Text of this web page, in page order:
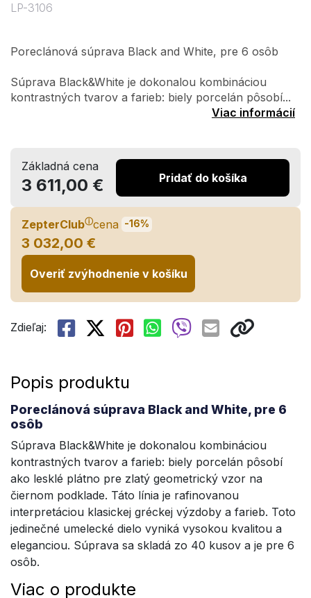
LP-3106
Poreclánová súprava Black and White, pre 6 osôb
Súprava Black&White je dokonalou kombináciou
kontrastných tvarov a farieb: biely porcelán pôsobí...
Viac informácií
Základná cena
3 611,00 € Pridať do košíka
ZepterClubⓘcena -16%
3 032,00 €
Overiť zvýhodnenie v košíku
Zdieľaj:
Popis produktu
Poreclánová súprava Black and White, pre 6
osôb
Súprava Black&White je dokonalou kombináciou
kontrastných tvarov a farieb: biely porcelán pôsobí
ako lesklé plátno pre zlatý geometrický vzor na
čiernom podklade. Táto línia je rafinovanou
interpretáciou klasickej gréckej výzdoby a farieb. Toto
jedinečné umelecké dielo vyniká vysokou kvalitou a
eleganciou. Súprava sa skladá zo 40 kusov a je pre 6
osôb.
Viac o produkte